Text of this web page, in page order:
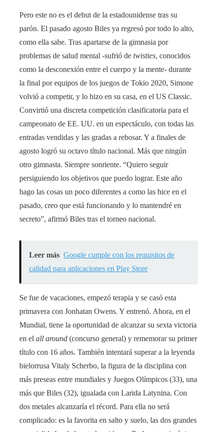
Pero este no es el debut de la estadounidense tras su
parón. El pasado agosto Biles ya regresó por todo lo alto,
como ella sabe. Tras apartarse de la gimnasia por
problemas de salud mental -sufrió de twisties, conocidos
como la desconexión entre el cuerpo y la mente- durante
la final por equipos de los juegos de Tokio 2020, Simone
volvió a competir, y lo hizo en su casa, en el US Classic.
Convirtió una discreta competición clasificatoria para el
campeonato de EE. UU. en un espectáculo, con todas las
entradas vendidas y las gradas a rebosar. Y a finales de
agosto logró su octavo título nacional. Más que ningún
otro gimnasta. Siempre sonriente. “Quiero seguir
persiguiendo los objetivos que puedo lograr. Este año
hago las cosas un poco diferentes a como las hice en el
pasado, creo que está funcionando y lo mantendré en
secreto”, afirmó Biles tras el torneo nacional.
Leer más Google cumple con los requisitos de
calidad para aplicaciones en Play Store
Se fue de vacaciones, empezó terapia y se casó esta
primavera con Jonhatan Owens. Y entrenó. Ahora, en el
Mundial, tiene la oportunidad de alcanzar su sexta victoria
en el all around (concurso general) y rememorar su primer
título con 16 años. También intentará superar a la leyenda
bielorrusa Vitaly Scherbo, la figura de la disciplina con
más preseas entre mundiales y Juegos Olímpicos (33), una
más que Biles (32), igualada con Larida Latynina. Con
dos metales alcanzaría el récord. Para ella no será
complicado: es la favorita en salto y suelo, las dos grandes